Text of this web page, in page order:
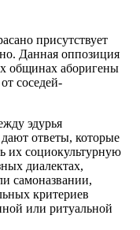
присутствует
Данная оппозиция
общинах аборигены
соседей-
эдурья
ответы, которые
их социокультурную
диалектах,
самоназвании,
критериев
или ритуальной